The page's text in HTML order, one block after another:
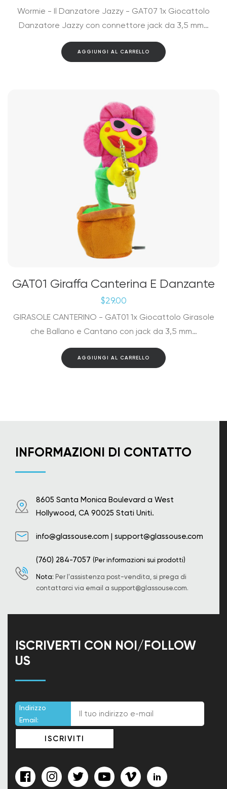
Wormie - Il Danzatore Jazzy - GAT07 1x Giocattolo
Danzatore Jazzy con connettore jack da 3,5 mm…
AGGIUNGI AL CARRELLO
GAT01 Giraffa Canterina E Danzante
$29.00
GIRASOLE CANTERINO - GAT01 1x Giocattolo Girasole
che Ballano e Cantano con jack da 3,5 mm…
AGGIUNGI AL CARRELLO
INFORMAZIONI DI CONTATTO
8605 Santa Monica Boulevard a West
Hollywood, CA 90025 Stati Uniti.
info@glassouse.com | support@glassouse.com
(760) 284-7057 (Per informazioni sui prodotti)
Nota: Per l'assistenza post-vendita, si prega di
contattarci via email a support@glassouse.com.
ISCRIVERTI CON NOI/FOLLOW
US
Indirizzo
Email: